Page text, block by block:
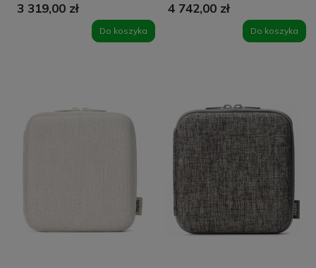
3 319,00 zł
Do koszyka
4 742,00 zł
Do koszyka